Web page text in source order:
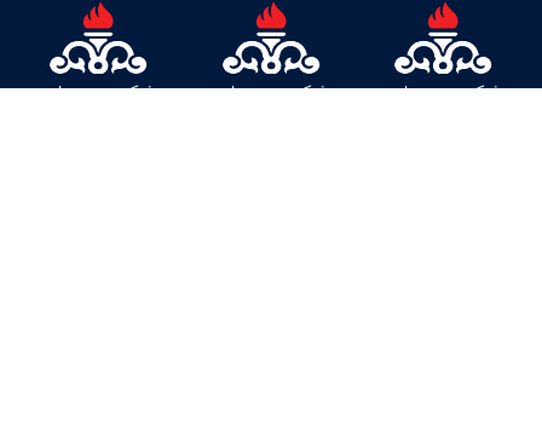
شرکت بهره برداری
شرکت بهره برداری
شرکت بهره برداری